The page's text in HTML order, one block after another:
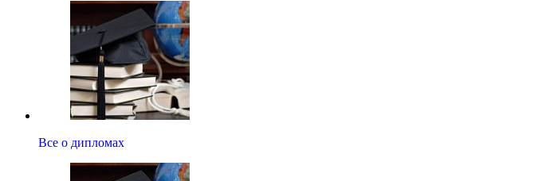
Все о дипломах